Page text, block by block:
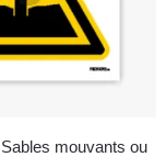
mouvants ou